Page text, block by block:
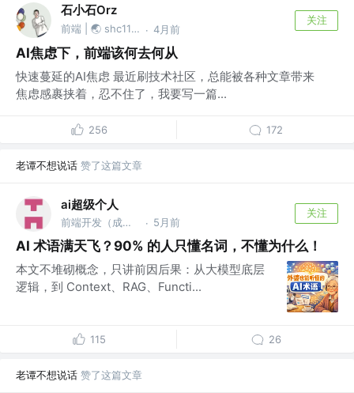
石小石Orz
前端 | 🌏 shc1139874527 · 4月前
关注
AI焦虑下，前端该何去何从
快速蔓延的AI焦虑 最近刷技术社区，总能被各种文章带来
焦虑感裹挟着，忍不住了，我要写一篇...
256 172
老谭不想说话 赞了这篇文章
ai超级个人
前端开发（成都） @前端技术专家 · 5月前
关注
AI 术语满天飞？90% 的人只懂名词，不懂为什么！
本文不堆砌概念，只讲前因后果：从大模型底层
逻辑，到 Context、RAG、Functi...
115 26
老谭不想说话 赞了这篇文章